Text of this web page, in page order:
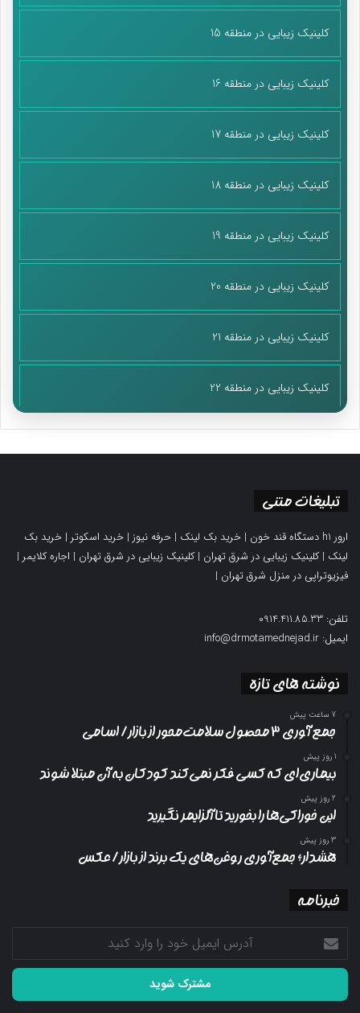
کلینیک زیبایی در منطقه 15
کلینیک زیبایی در منطقه 16
کلینیک زیبایی در منطقه 17
کلینیک زیبایی در منطقه 18
کلینیک زیبایی در منطقه 19
کلینیک زیبایی در منطقه 20
کلینیک زیبایی در منطقه 21
کلینیک زیبایی در منطقه 22
تبلیغات متنی
ارور h1 دستگاه قند خون | خرید بک لینک | حرفه نیوز | خرید اسکوتر | خرید بک
لینک |کلینیک زیبایی در شرق تهران |کلینیک زیبایی در شرق تهران | اجاره کلایمر |
فیزیوتراپی در منزل شرق تهران |
تلفن: 0914.411.85.33
ایمیل: info@drmotamednejad.ir
نوشته های تازه
7 ساعت پیش
جمع آوری ۳ محصول سلامت‌محور از بازار/ اسامی
1 روز پیش
بیماری‌ای که کسی فکر نمی‌کند کودکان به آن مبتلا شوند
2 روز پیش
این خوراکی‌ها را بخورید تا آلزایمر نگیرید
3 روز پیش
هشدار؛ جمع‌آوری روغن‌های یک برند از بازار/ عکس
خبرنامه
آدرس
ایمیل
خود
وارد